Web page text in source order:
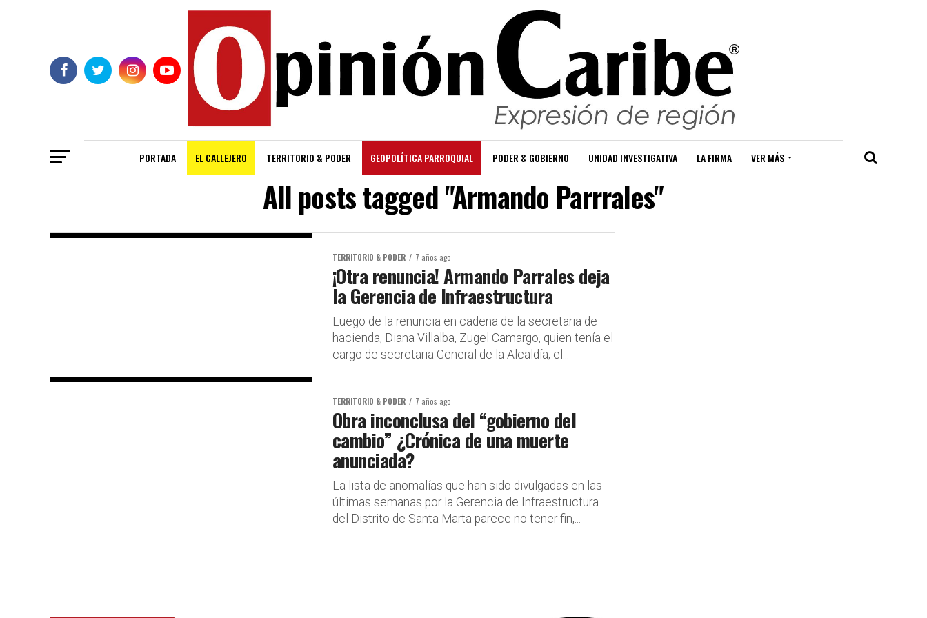
PORTADA EL CALLEJERO TERRITORIO & PODER GEOPOLÍTICA PARROQUIAL PODER & GOBIERNO UNIDAD INVESTIGATIVA LA FIRMA VER MÁS
All posts tagged "Armando Parrrales"
TERRITORIO & PODER 7 años ago
¡Otra renuncia! Armando Parrales deja
la Gerencia de Infraestructura
Luego de la renuncia en cadena de la secretaria de
hacienda, Diana Villalba, Zugel Camargo, quien tenía el
cargo de secretaria General de la Alcaldía; el...
TERRITORIO & PODER 7 años ago
Obra inconclusa del “gobierno del
cambio” ¿Crónica de una muerte
anunciada?
La lista de anomalías que han sido divulgadas en las
últimas semanas por la Gerencia de Infraestructura
del Distrito de Santa Marta parece no tener fin,...